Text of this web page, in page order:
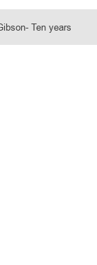
Ten years